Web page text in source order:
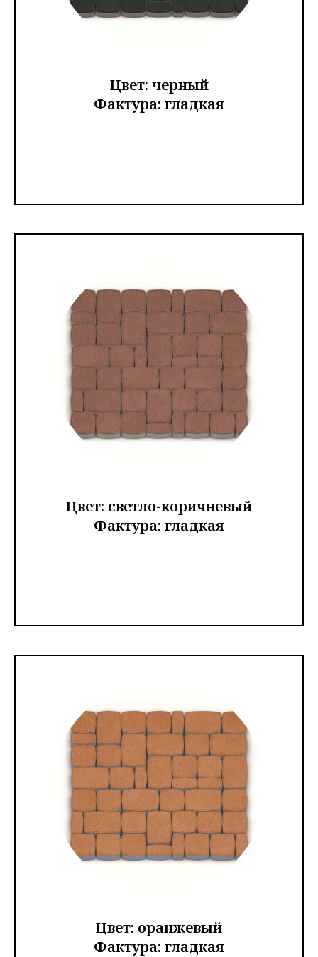
Цвет: черный
Фактура: гладкая
Цвет: светло-коричневый
Фактура: гладкая
Цвет: оранжевый
Фактура: гладкая